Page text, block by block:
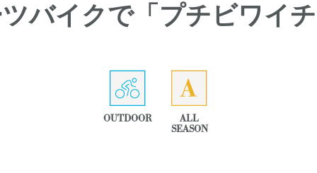
バイクで「プチビワイ
OUTDOOR ALL
SEASON